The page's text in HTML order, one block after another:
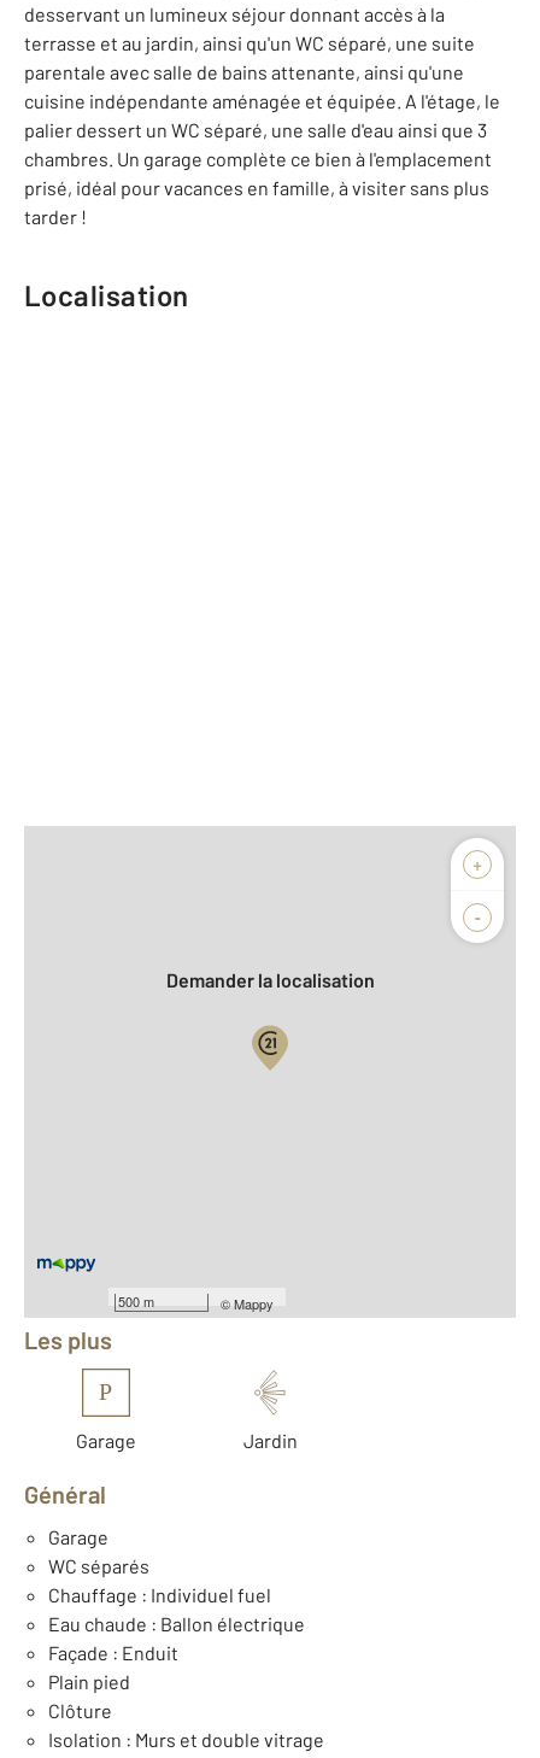
desservant un lumineux séjour donnant accès à la
terrasse et au jardin, ainsi qu'un WC séparé, une suite
parentale avec salle de bains attenante, ainsi qu'une
cuisine indépendante aménagée et équipée. A l'étage, le
palier dessert un WC séparé, une salle d'eau ainsi que 3
chambres. Un garage complète ce bien à l'emplacement
prisé, idéal pour vacances en famille, à visiter sans plus
tarder !
Localisation
+
-
500 m ©Mappy
Biens vendus
Demander la localisation
Équipements
Les plus
P
Garage Jardin
Général
Garage
WC séparés
Chauffage : Individuel fuel
Eau chaude : Ballon électrique
Façade : Enduit
Plain pied
Clôture
Isolation : Murs et double vitrage